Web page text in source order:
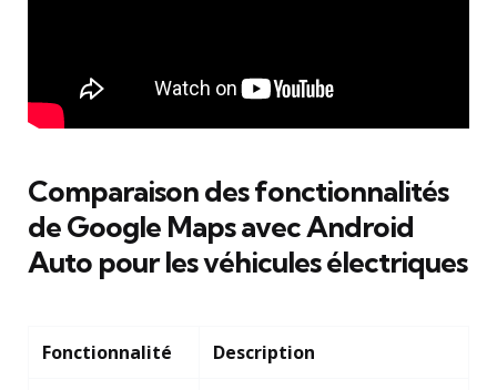
Comparaison des fonctionnalités
de Google Maps avec Android
Auto pour les véhicules électriques
Fonctionnalité Description